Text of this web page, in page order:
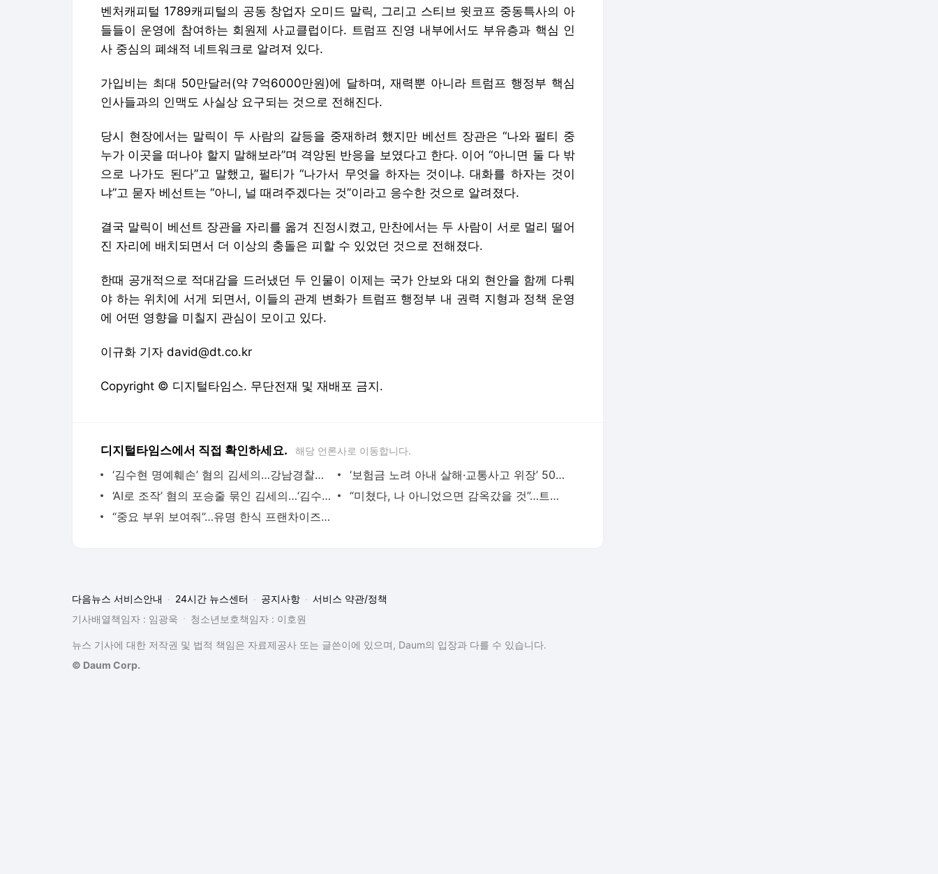
벤처캐피털 1789캐피털의 공동 창업자 오미드 말릭, 그리고 스티브 윗코프 중동특사의 아
들들이 운영에 참여하는 회원제 사교클럽이다. 트럼프 진영 내부에서도 부유층과 핵심 인
사 중심의 폐쇄적 네트워크로 알려져 있다.
가입비는 최대 50만달러(약 7억6000만원)에 달하며, 재력뿐 아니라 트럼프 행정부 핵심
인사들과의 인맥도 사실상 요구되는 것으로 전해진다.
당시 현장에서는 말릭이 두 사람의 갈등을 중재하려 했지만 베선트 장관은 “나와 펄티 중
누가 이곳을 떠나야 할지 말해보라”며 격앙된 반응을 보였다고 한다. 이어 “아니면 둘 다 밖
으로 나가도 된다”고 말했고, 펄티가 “나가서 무엇을 하자는 것이냐. 대화를 하자는 것이
냐”고 묻자 베선트는 “아니, 널 때려주겠다는 것”이라고 응수한 것으로 알려졌다.
결국 말릭이 베선트 장관을 자리를 옮겨 진정시켰고, 만찬에서는 두 사람이 서로 멀리 떨어
진 자리에 배치되면서 더 이상의 충돌은 피할 수 있었던 것으로 전해졌다.
한때 공개적으로 적대감을 드러냈던 두 인물이 이제는 국가 안보와 대외 현안을 함께 다뤄
야 하는 위치에 서게 되면서, 이들의 관계 변화가 트럼프 행정부 내 권력 지형과 정책 운영
에 어떤 영향을 미칠지 관심이 모이고 있다.
이규화 기자 david@dt.co.kr
Copyright © 디지털타임스. 무단전재 및 재배포 금지.
디지털타임스에서 직접 확인하세요. 해당 언론사로 이동합니다.
‘김수현 명예훼손’ 혐의 김세의…강남경찰서, 구속송치
‘보험금 노려 아내 살해·교통사고 위장’ 50대 남편…징역 40년 확정
‘AI로 조작’ 혐의 포승줄 묶인 김세의…‘김수현 명예훼손’ 구속적부심 출석
“미쳤다, 나 아니었으면 감옥갔을 것”…트럼프, 네타냐후에 격노
“중요 부위 보여줘”…유명 한식 프랜차이즈 대표, ‘동성추행’으로 검찰 송치
다음뉴스 서비스안내 24시간 뉴스센터 공지사항
서비스 약관/정책
기사배열책임자 : 임광욱
청소년보호책임자 : 이호원
뉴스 기사에 대한 저작권 및 법적 책임은 자료제공사 또는 글쓴이에 있으며, Daum의 입장과 다를 수 있습니다.
© Daum Corp.